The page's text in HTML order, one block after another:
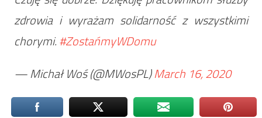
zdrowia i wyrażam solidarność z wszystkimi
chorymi.#ZostańmyWDomu
— Michał Woś (@MWosPL)March 16, 2020